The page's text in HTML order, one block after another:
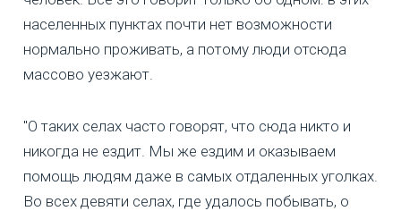
населенных пунктах почти нет возможности
нормально проживать, а потому люди отсюда
массово уезжают.
"О таких селах часто говорят, что сюда никто и
никогда не ездит. Мы же ездим и оказываем
помощь людям даже в самых отдаленных уголках.
Во всех девяти селах, где удалось побывать, о